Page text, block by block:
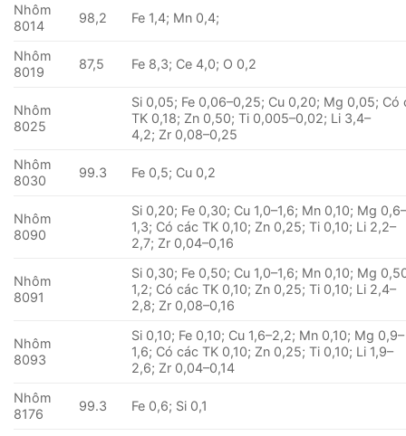
Nhôm
8014
98,2 Fe 1,4; Mn 0,4;
Nhôm
8019
87,5 Fe 8,3; Ce 4,0; O 0,2
Nhôm
8025
Si 0,05; Fe 0,06–0,25; Cu 0,20; Mg 0,05; Có
TK 0,18; Zn 0,50; Ti 0,005–0,02; Li 3,4–
4,2; Zr 0,08–0,25
Nhôm
8030
99.3 Fe 0,5; Cu 0,2
Nhôm
8090
Si 0,20; Fe 0,30; Cu 1,0–1,6; Mn 0,10; Mg
1,3; Có các TK 0,10; Zn 0,25; Ti 0,10; Li 2,2–
2,7; Zr 0,04–0,16
Nhôm
8091
Si 0,30; Fe 0,50; Cu 1,0–1,6; Mn 0,10; Mg
1,2; Có các TK 0,10; Zn 0,25; Ti 0,10; Li 2,4–
2,8; Zr 0,08–0,16
Nhôm
8093
Si 0,10; Fe 0,10; Cu 1,6–2,2; Mn 0,10; Mg 0,9–
1,6; Có các TK 0,10; Zn 0,25; Ti 0,10; Li 1,9–
2,6; Zr 0,04–0,14
Nhôm
8176
99.3 Fe 0,6; Si 0,1